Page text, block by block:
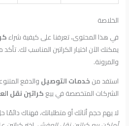
الخلاصة
في هذا المحتوى، تعرفنا على كيفية شراء
يمكنك الآن اختيار الكراتين المناسب لك.
والمرونة.
استفد منخدمات التوصيلوالدفع
الشركات المتخصصة في بيعكراتين نقل
لا يهم حجم أثاثك أو متطلباتك، فهناك